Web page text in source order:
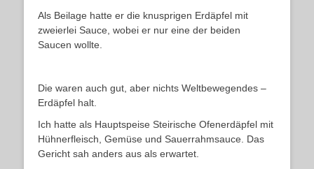
Als Beilage hatte er die knusprigen Erdäpfel mit
zweierlei Sauce, wobei er nur eine der beiden
Saucen wollte.
Die waren auch gut, aber nichts Weltbewegendes –
Erdäpfel halt.
Ich hatte als Hauptspeise Steirische Ofenerdäpfel mit
Hühnerfleisch, Gemüse und Sauerrahmsauce. Das
Gericht sah anders aus als erwartet.